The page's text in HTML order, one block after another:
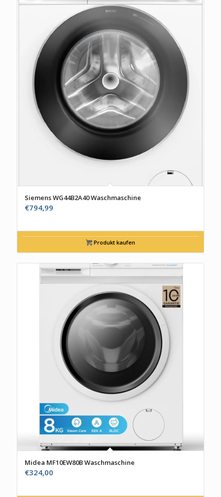
Siemens WG44B2A40 Waschmaschine
€794,99
Produkt kaufen
Midea MF10EW80B Waschmaschine
€324,00